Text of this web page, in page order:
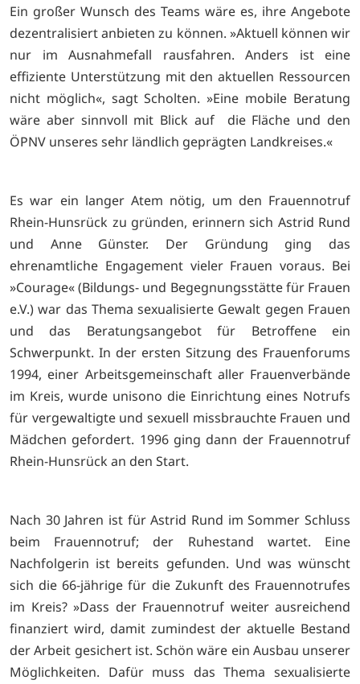
Ein großer Wunsch des Teams wäre es, ihre Angebote
dezentralisiert anbieten zu können. »Aktuell können wir
nur im Ausnahmefall rausfahren. Anders ist eine
effiziente Unterstützung mit den aktuellen Ressourcen
nicht möglich«, sagt Scholten. »Eine mobile Beratung
wäre aber sinnvoll mit Blick auf
die Fläche und den
ÖPNV unseres sehr ländlich geprägten Landkreises.«
Es war ein langer Atem nötig, um den Frauennotruf
Rhein-Hunsrück zu gründen, erinnern sich Astrid Rund
und Anne Günster. Der Gründung ging das
ehrenamtliche Engagement vieler Frauen voraus. Bei
»Courage« (Bildungs- und Begegnungsstätte für Frauen
e.V.) war das Thema sexualisierte Gewalt gegen Frauen
und das Beratungsangebot für Betroffene ein
Schwerpunkt. In der ersten Sitzung des Frauenforums
1994, einer Arbeitsgemeinschaft aller Frauenverbände
im Kreis, wurde unisono die Einrichtung eines Notrufs
für vergewaltigte und sexuell missbrauchte Frauen und
Mädchen gefordert. 1996 ging dann der Frauennotruf
Rhein-Hunsrück an den Start.
Nach 30 Jahren ist für Astrid Rund im Sommer Schluss
beim Frauennotruf; der Ruhestand wartet. Eine
Nachfolgerin ist bereits gefunden. Und was wünscht
sich die 66-jährige für die Zukunft des Frauennotrufes
im Kreis? »Dass der Frauennotruf weiter ausreichend
finanziert wird, damit zumindest der aktuelle Bestand
der Arbeit gesichert ist. Schön wäre ein Ausbau unserer
Möglichkeiten. Dafür muss das Thema sexualisierte